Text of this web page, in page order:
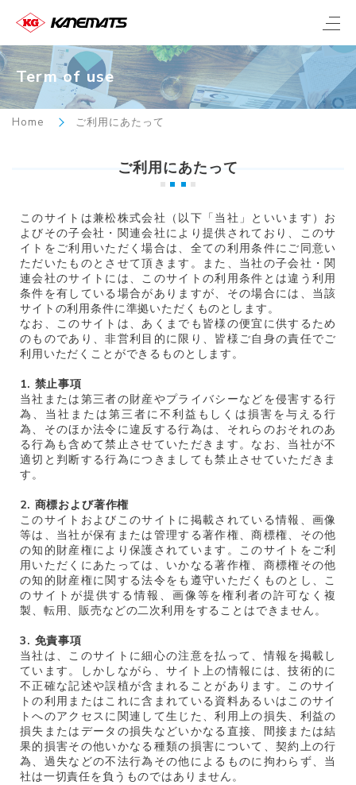
Term of use
Home ご利用にあたって
ご利用にあたって
このサイトは兼松株式会社（以下「当社」といいます）お
よびその子会社・関連会社により提供されており、このサ
イトをご利用いただく場合は、全ての利用条件にご同意い
ただいたものとさせて頂きます。また、当社の子会社・関
連会社のサイトには、このサイトの利用条件とは違う利用
条件を有している場合がありますが、その場合には、当該
サイトの利用条件に準拠いただくものとします。
なお、このサイトは、あくまでも皆様の便宜に供するため
のものであり、非営利目的に限り、皆様ご自身の責任でご
利用いただくことができるものとします。
1. 禁止事項
当社または第三者の財産やプライバシーなどを侵害する行
為、当社または第三者に不利益もしくは損害を与える行
為、そのほか法令に違反する行為は、それらのおそれのあ
る行為も含めて禁止させていただきます。なお、当社が不
適切と判断する行為につきましても禁止させていただきま
す。
2. 商標および著作権
このサイトおよびこのサイトに掲載されている情報、画像
等は、当社が保有または管理する著作権、商標権、その他
の知的財産権により保護されています。このサイトをご利
用いただくにあたっては、いかなる著作権、商標権その他
の知的財産権に関する法令をも遵守いただくものとし、こ
のサイトが提供する情報、画像等を権利者の許可なく複
製、転用、販売などの二次利用をすることはできません。
3. 免責事項
当社は、このサイトに細心の注意を払って、情報を掲載し
ています。しかしながら、サイト上の情報には、技術的に
不正確な記述や誤植が含まれることがあります。このサイ
トの利用またはこれに含まれている資料あるいはこのサイ
トへのアクセスに関連して生じた、利用上の損失、利益の
損失またはデータの損失などいかなる直接、間接または結
果的損害その他いかなる種類の損害について、契約上の行
為、過失などの不法行為その他によるものに拘わらず、当
社は一切責任を負うものではありません。